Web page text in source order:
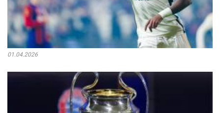
01.04.2026